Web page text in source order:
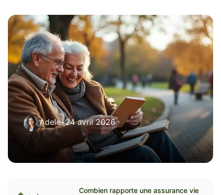
Adele•24 avril 2026
Combien rapporte une assurance vie